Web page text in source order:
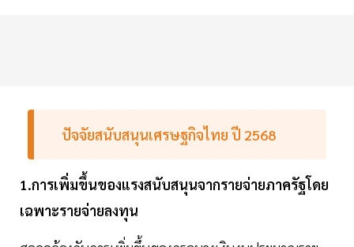
ปัจจัยสนับสนุนเศรษฐกิจไทย ปี 2568
1.การเพิ่มขึ้นของแรงสนับสนุนจากรายจ่ายภาครัฐโดย
เฉพาะรายจ่ายลงทุน